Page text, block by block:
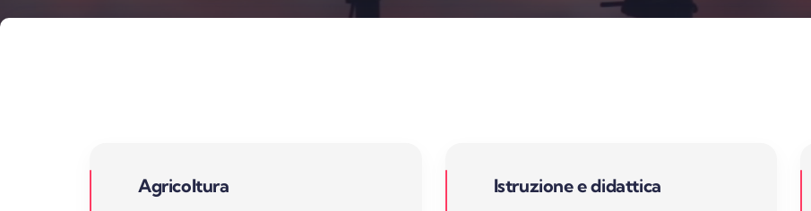
Agricoltura Istruzione e didattica